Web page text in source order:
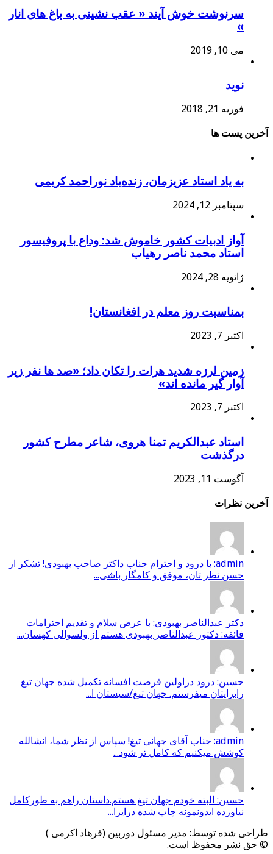
سرنوشت خوش آیند « عقب نشینی به باغ های انار
»
می 10, 2019
نوید
فوریه 21, 2018
آخرین پست ها
به یاد استاد عزیزمان، زنده‌یاد نوراحمد کریمی
سپتامبر 12, 2024
آواز ادبیات کشور خاموش شد: وداع با پروفیسور
استاد محمد ناصر رهیاب
ژانویه 28, 2024
بمناسبت روز معلم در افغانستان!
اکتبر 7, 2023
زمین لرزه شدید هرات را تکان داد؛ «صد ها نفر زیر
آوار گیر مانده اند»
اکتبر 7, 2023
استاد عبدالکریم تمنا هروی، شاعر مطرح کشور
درگذشت
آگوست 11, 2023
آخرین نظرات
admin: با درود و احترام جناب داکتر صاحب بهبودی! تشکر از
حسن نظر تان، موفق و کامگار باشی...
دکتر عبدالناصر بهبودی: با عرض سلام و تقدیم احترامات
فائقه: دکتور عبدالناصر بهبودی هستم از ولسوالی کهسان...
حسین: درود دراولین فرصت افسانه تکمیل شده جهان تیغ
رابرایتان میفرستم. جهان تیغ/سیستان ا...
admin: جناب آقای جهانی تیغ! سپاس از نظر شما، انشالله
کوشش میکنیم که کامل تر شود...
حسین: البته خودم جهان تیغ هستم.داستان راهم به طورکامل
نیاورده ایدونمونه چاپ شده درایرا...
طراحی شده توسط: مدیر مسئول دوربین (فرهاد اکرمی )
© حق نشر محفوظ است.